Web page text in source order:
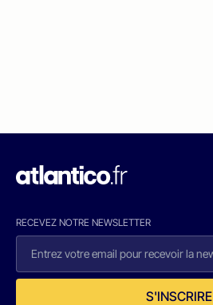
RECEVEZ NOTRE NEWSLETTER
S'INSCRIRE